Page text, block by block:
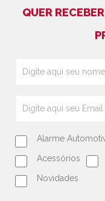
QUER
Alarme
Acessórios
Novidades